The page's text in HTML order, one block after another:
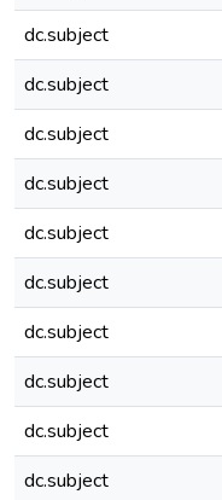
dc.subject
dc.subject
dc.subject
dc.subject
dc.subject
dc.subject
dc.subject
dc.subject
dc.subject
dc.subject